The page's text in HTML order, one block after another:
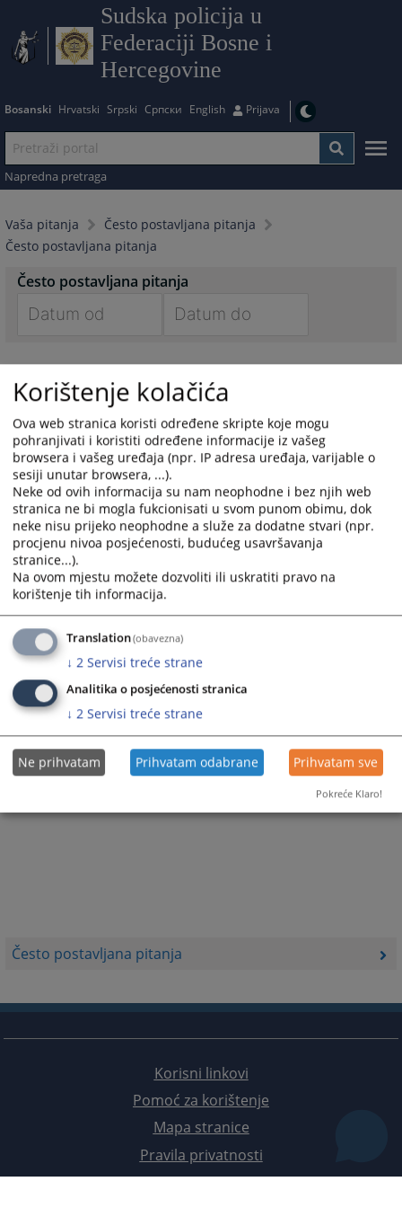
Sudska policija u
Federaciji Bosne i
Hercegovine
Bosanski Hrvatski Srpski Српски English Prijava
Napredna pretraga
Vaša pitanja
Često postavljana pitanja
Često postavljana pitanja
Često postavljana pitanja
Često postavljana pitanja
forward
to
interact
with
the
calendar
and
select
a
date.
Press
the
question
mark
key
to
get
the
keyboard
shortcuts
for
changing
forward
to
interact
with
the
calendar
and
select
a
date.
the
question
mark
key
to
get
keyboard
shortcuts
for
changing
Trenutno nema vijesti
Korisni linkovi
Pomoć za korištenje
Mapa stranice
Pravila privatnosti
Korištenje kolačića
Ova web stranica koristi određene skripte koje mogu
pohranjivati i koristiti određene informacije iz vašeg
browsera i vašeg uređaja (npr. IP adresa uređaja, varijable o
sesiji unutar browsera, ...).
Neke od ovih informacija su nam neophodne i bez njih web
stranica ne bi mogla fukcionisati u svom punom obimu, dok
neke nisu prijeko neophodne a služe za dodatne stvari (npr.
procjenu nivoa posjećenosti, budućeg usavršavanja
stranice...).
Na ovom mjestu možete dozvoliti ili uskratiti pravo na
korištenje tih informacija.
Translation(obavezna)
↓ 2 Servisi treće strane
Analitika o posjećenosti stranica
↓ 2 Servisi treće strane
Ne prihvatam Prihvatam odabrane Prihvatam sve
Pokreće Klaro!